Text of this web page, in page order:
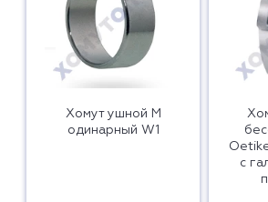
Хомут ушной M
одинарный W1
с